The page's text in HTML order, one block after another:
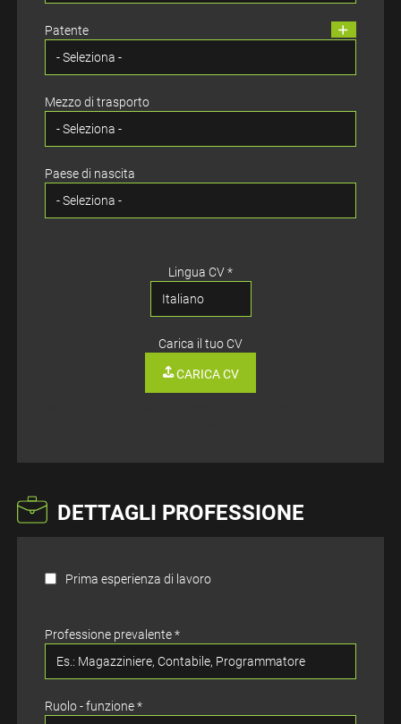
Patente
Mezzo di trasporto
Paese di nascita
Lingua CV *
Carica il tuo CV
CARICA CV
DETTAGLI PROFESSIONE
Prima esperienza di lavoro
Professione prevalente*
Ruolo - funzione *